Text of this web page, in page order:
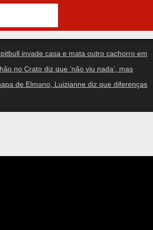
invade casa e mata outro cachorro em
no Crato diz que ‘não viu nada’, mas
de Elmano, Luizianne diz que diferenças